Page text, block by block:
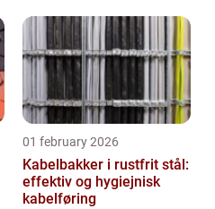
01 february 2026
Kabelbakker i rustfrit stål:
effektiv og hygiejnisk
kabelføring